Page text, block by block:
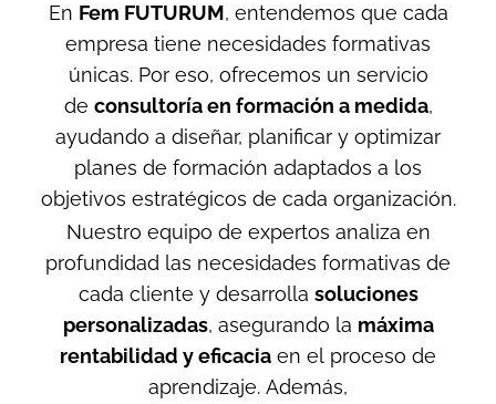
En Fem FUTURUM, entendemos que cada
empresa tiene necesidades formativas
únicas. Por eso, ofrecemos un servicio
de consultoría en formación a medida,
ayudando a diseñar, planificar y optimizar
planes de formación adaptados a los
objetivos estratégicos de cada organización.
Nuestro equipo de expertos analiza en
profundidad las necesidades formativas de
cada cliente y desarrolla soluciones
personalizadas, asegurando la máxima
rentabilidad y eficacia en el proceso de
aprendizaje. Además,